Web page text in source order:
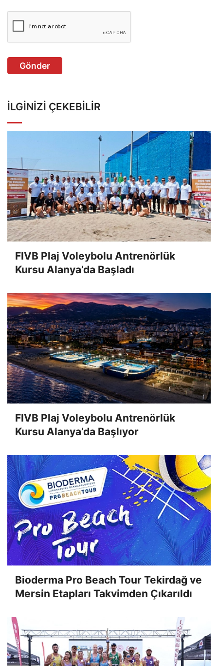
Gönder
İLGINIZI ÇEKEBILIR
FIVB Plaj Voleybolu Antrenörlük
Kursu Alanya’da Başladı
FIVB Plaj Voleybolu Antrenörlük
Kursu Alanya’da Başlıyor
Bioderma Pro Beach Tour Tekirdağ ve
Mersin Etapları Takvimden Çıkarıldı